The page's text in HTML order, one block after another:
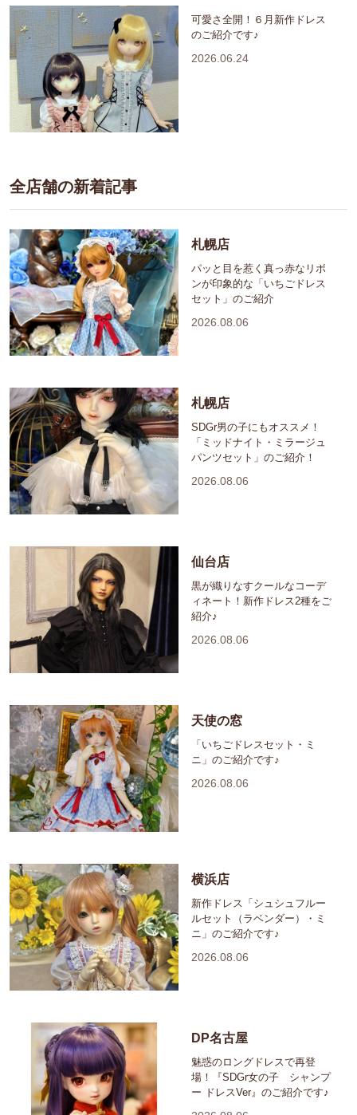
可愛さ全開！６月新作ドレス
のご紹介です♪
2026.06.24
全店舗の新着記事
札幌店
パッと目を惹く真っ赤なリボ
ンが印象的な「いちごドレス
セット」のご紹介
2026.08.06
札幌店
SDGr男の子にもオススメ！
「ミッドナイト・ミラージュ
パンツセット」のご紹介！
2026.08.06
仙台店
黒が織りなすクールなコーデ
ィネート！新作ドレス2種をご
紹介♪
2026.08.06
天使の窓
「いちごドレスセット・ミ
ニ」のご紹介です♪
2026.08.06
横浜店
新作ドレス「シュシュフルー
ルセット（ラベンダー）・ミ
ニ」のご紹介です♪
2026.08.06
DP名古屋
魅惑のロングドレスで再登
場！『SDGr女の子 シャンプ
ー ドレスVer』のご紹介です♪